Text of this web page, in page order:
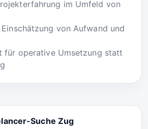
im Umfeld von
von Aufwand und
für operative Umsetzung statt
Suche Zug